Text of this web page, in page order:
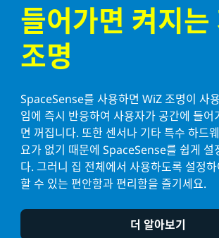
들어가면 켜지는
조명
SpaceSense를 사용하면 WiZ 조명이 사
임에 즉시 반응하여 사용자가 공간에 들어
면 꺼집니다. 또한 센서나 기타 특수 하드
요가 없기 때문에 SpaceSense를 쉽게 설
다. 그러니 집 전체에서 사용하도록 설정
할 수 있는 편안함과 편리함을 즐기세요.
더 알아보기